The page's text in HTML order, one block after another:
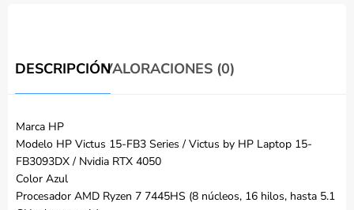
DESCRIPCIÓNVALORACIONES (0)
Marca HP
Modelo HP Victus 15-FB3 Series / Victus by HP Laptop 15-
FB3093DX / Nvidia RTX 4050
Color Azul
Procesador AMD Ryzen 7 7445HS (8 núcleos, 16 hilos, hasta 5.1